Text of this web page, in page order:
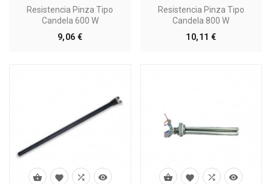
Resistencia Pinza Tipo
Candela 600 W
9,06 €Precio
Resistencia Pinza Tipo
Candela 800 W
10,11 €Precio
       